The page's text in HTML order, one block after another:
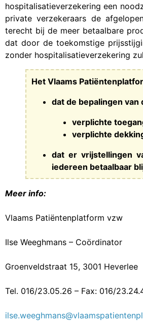
hospitalisatieverzekering een
private verzekeraars de
terecht bij de meer betaalbare
dat door de toekomstige
zonder hospitalisatieverzekering
Het Vlaams
dat de bepalingen
verplichte
verplichte
dat er vrijstellingen
iedereen betaalbaar
Meer info:
Vlaams Patiëntenplatform vzw
Ilse Weeghmans – Coördinator
Groenveldstraat 15, 3001 Heverlee
Tel. 016/23.05.26 – Fax: 016/